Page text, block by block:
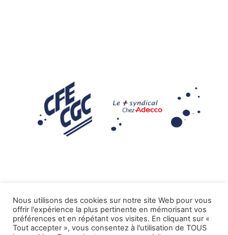
Mentions légales
Nous utilisons des cookies sur notre site Web pour vous
offrir l'expérience la plus pertinente en mémorisant vos
préférences et en répétant vos visites. En cliquant sur «
Tout accepter », vous consentez à l'utilisation de TOUS